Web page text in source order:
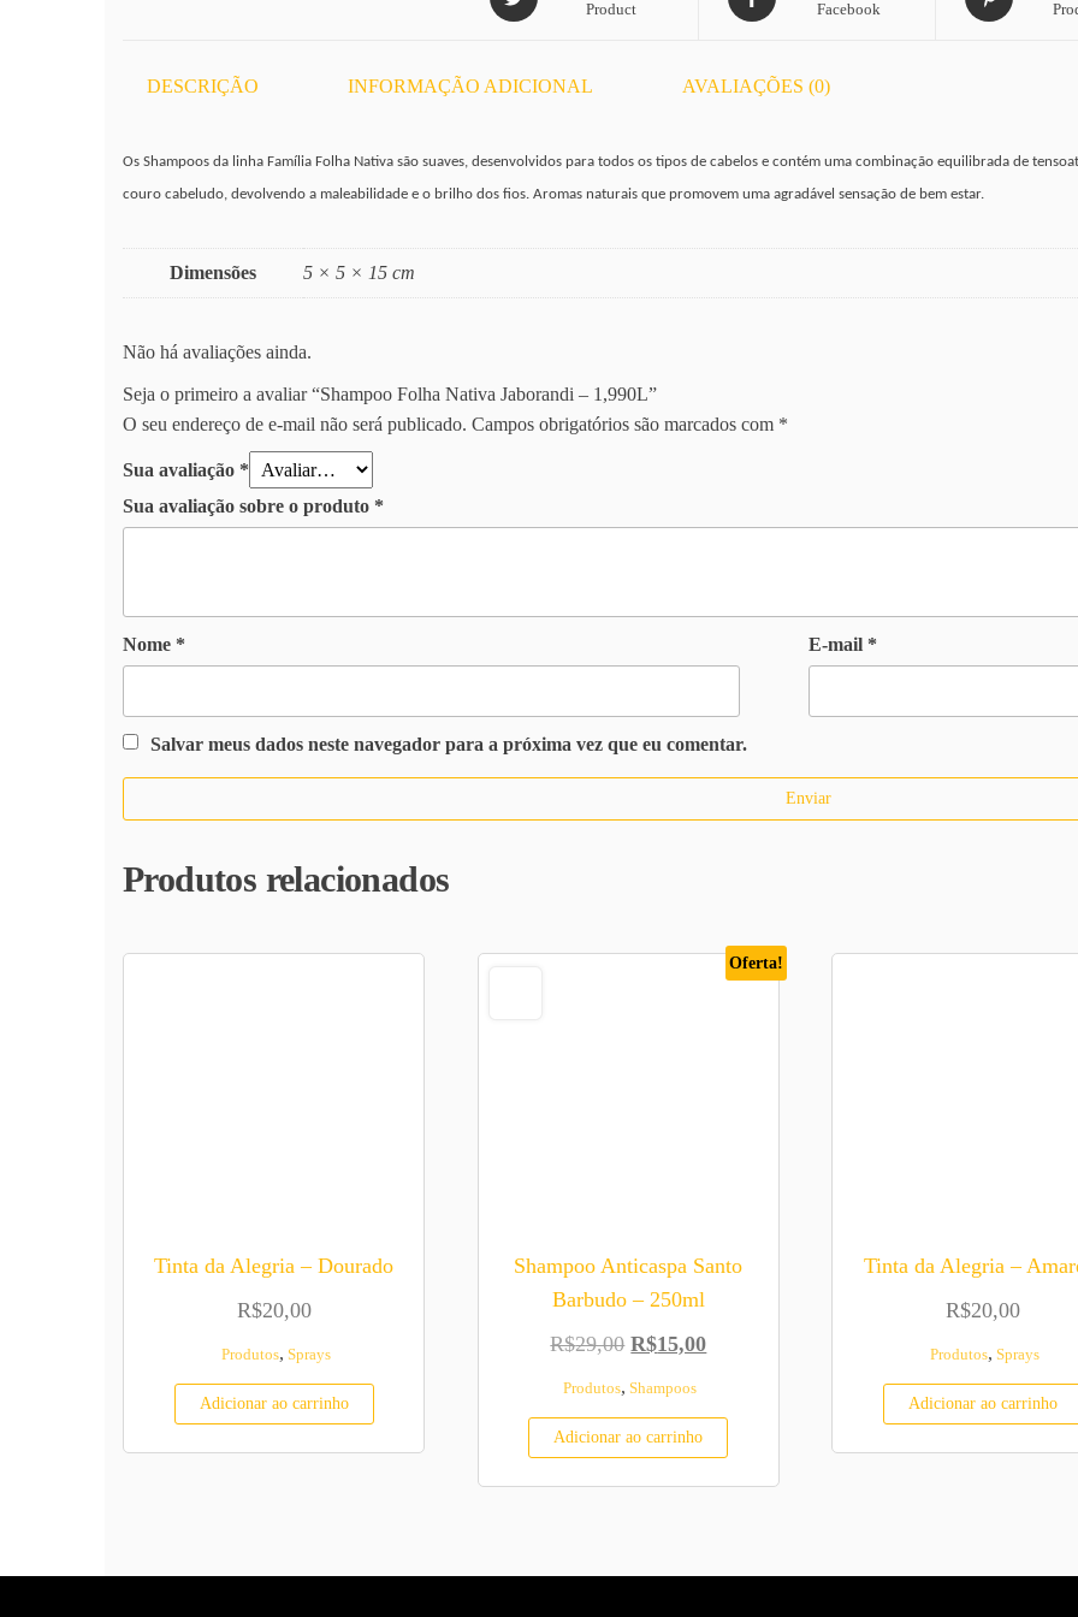
Product
Facebook
DESCRIÇÃO INFORMAÇÃO ADICIONAL AVALIAÇÕES (0)
Os Shampoos da linha Família Folha Nativa são suaves, desenvolvidos para todos os tipos de cabelos e contém uma combinação equilibrada de
couro cabeludo, devolvendo a maleabilidade e o brilho dos fios. Aromas naturais que promovem uma agradável sensação de bem estar.
Dimensões 5 × 5 × 15 cm
Não há avaliações ainda.
Seja o primeiro a avaliar “Shampoo Folha Nativa Jaborandi – 1,990L”
O seu endereço de e-mail não será publicado. Campos obrigatórios são marcados com *
Sua avaliação *
Sua avaliação sobre o produto *
Nome * E-mail *
Salvar meus dados neste navegador para a próxima vez que eu comentar.
Produtos relacionados
Tinta da Alegria – Dourado
R$20,00
Produtos, Sprays
Adicionar ao carrinho
Oferta!
Shampoo Anticaspa Santo
Barbudo – 250ml
R$29,00 O preço original era: R$29,00.
R$15,00O preço atual é: R$15,00.
Produtos, Shampoos
Adicionar ao carrinho
Tinta da Alegria –
R$20,00
Produtos, Sprays
Adicionar ao carrinho